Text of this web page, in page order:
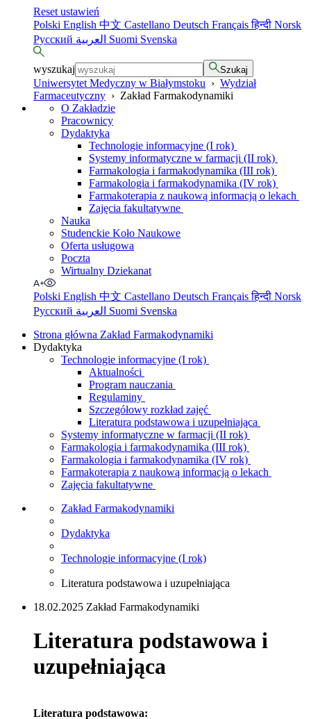
Reset ustawień
Polski English 中文 Castellano Deutsch Françaisहिन्दी Norsk
Русский
Suomi Svenska
wyszukaj Szukaj
Uniwersytet Medyczny w Białymstoku › Wydział
Farmaceutyczny › Zakład Farmakodynamiki
O Zakładzie
Pracownicy
Dydaktyka
Technologie informacyjne (I rok)
Systemy informatyczne w farmacji (II rok)
Farmakologia i farmakodynamika (III rok)
Farmakologia i farmakodynamika (IV rok)
Farmakoterapia z naukową informacją o lekach
Zajęcia fakultatywne
Nauka
Studenckie Koło Naukowe
Oferta usługowa
Poczta
Wirtualny Dziekanat
Polski English 中文 Castellano Deutsch Françaisहिन्दी Norsk
Русский
Suomi Svenska
Strona główna Zakład Farmakodynamiki
Dydaktyka
Technologie informacyjne (I rok)
Aktualności
Program nauczania
Regulaminy
Szczegółowy rozkład zajęć
Literatura podstawowa i uzupełniająca
Systemy informatyczne w farmacji (II rok)
Farmakologia i farmakodynamika (III rok)
Farmakologia i farmakodynamika (IV rok)
Farmakoterapia z naukową informacją o lekach
Zajęcia fakultatywne
Zakład Farmakodynamiki
Dydaktyka
Technologie informacyjne (I rok)
Literatura podstawowa i uzupełniająca
18.02.2025 Zakład Farmakodynamiki
Literatura podstawowa i
uzupełniająca
Literatura podstawowa: